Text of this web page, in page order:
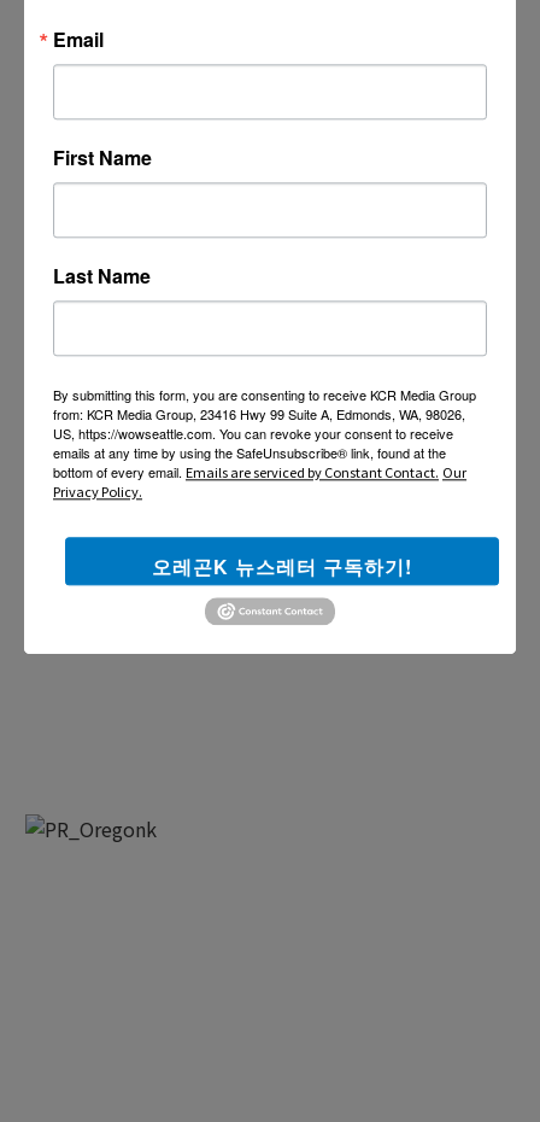
Email
First Name
Last Name
By submitting this form, you are consenting to receive KCR Media Group
from: KCR Media Group, 23416 Hwy 99 Suite A, Edmonds, WA, 98026,
US, https://wowseattle.com. You can revoke your consent to receive
emails at any time by using the SafeUnsubscribe® link, found at the
bottom of every email. Emails are serviced by Constant Contact. Our
Privacy Policy.
오레곤K 뉴스레터 구독하기!